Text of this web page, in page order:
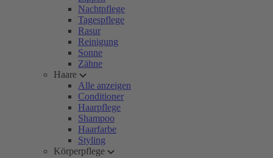
Nachtpflege
Tagespflege
Rasur
Reinigung
Sonne
Zähne
Haare
Alle anzeigen
Conditioner
Haarpflege
Shampoo
Haarfarbe
Styling
Körperpflege